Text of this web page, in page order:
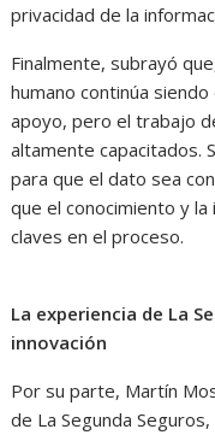
privacidad de la
Finalmente, subrayó
humano continúa siendo
apoyo, pero el trabajo
altamente capacitados.
para que el dato sea
que el conocimiento y
claves en el proceso.
La experiencia de La
innovación
Por su parte, Martín
de La Segunda